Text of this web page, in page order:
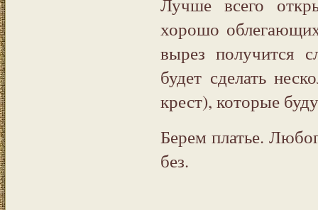
хорошо
вырез получится
будет сделать
крест), которые
Берем платье.
без.